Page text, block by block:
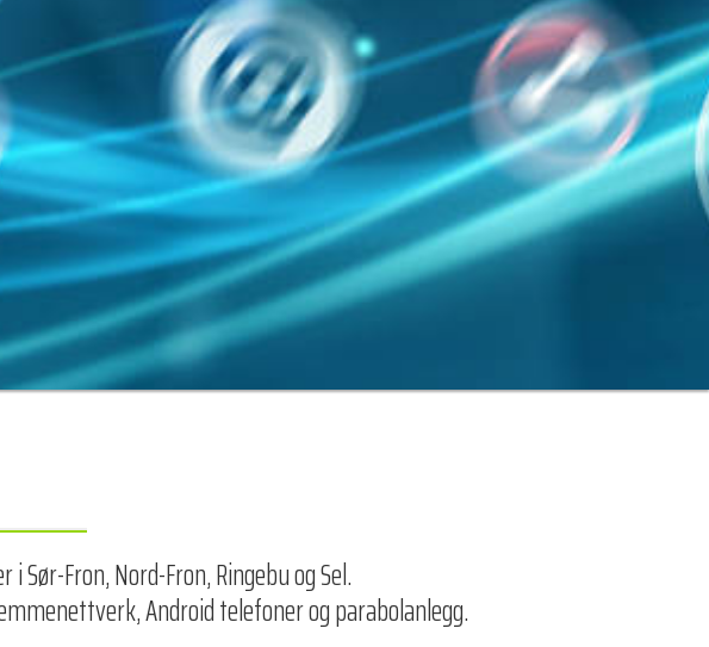
Fron, Nord-Fron, Ringebu og Sel.
Android telefoner og parabolanlegg.